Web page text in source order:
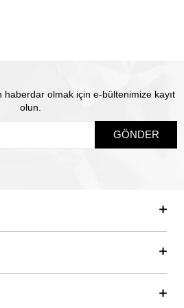
olmak için e-bültenimize kayıt
olun.
GÖNDER